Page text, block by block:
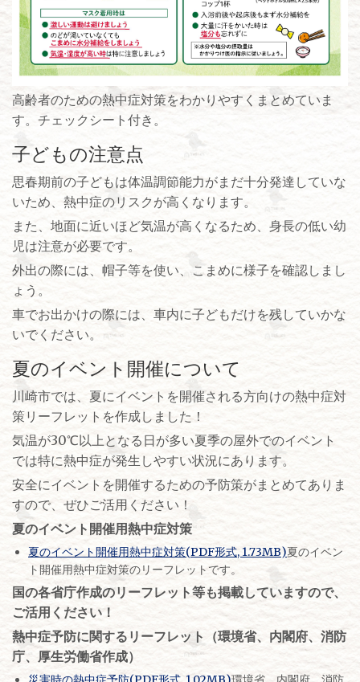
高齢者のための熱中症対策をわかりやすくまとめていま
す。チェックシート付き。
子どもの注意点
思春期前の子どもは体温調節能力がまだ十分発達していな
いため、熱中症のリスクが高くなります。
また、地面に近いほど気温が高くなるため、身長の低い幼
児は注意が必要です。
外出の際には、帽子等を使い、こまめに様子を確認しまし
ょう。
車でお出かけの際には、車内に子どもだけを残していかな
いでください。
夏のイベント開催について
川崎市では、夏にイベントを開催される方向けの熱中症対
策リーフレットを作成しました！
気温が30℃以上となる日が多い夏季の屋外でのイベント
では特に熱中症が発生しやすい状況にあります。
安全にイベントを開催するための予防策がまとめてありま
すので、ぜひご活用ください！
夏のイベント開催用熱中症対策
夏のイベント開催用熱中症対策(PDF形式, 1.73MB)夏のイベン
ト開催用熱中症対策のリーフレットです。
国の各省庁作成のリーフレット等も掲載していますので、
ご活用ください！
熱中症予防に関するリーフレット（環境省、内閣府、消防
庁、厚生労働省作成）